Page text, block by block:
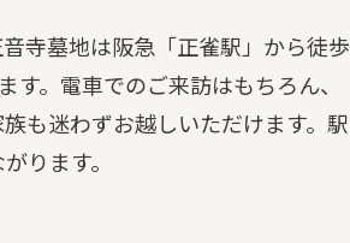
寺墓地は阪急「正雀駅」から徒歩
。電車でのご来訪はもちろん、
も迷わずお越しいただけます。駅
ります。